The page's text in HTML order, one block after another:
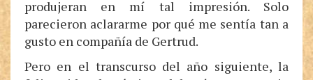
produjeran en mí tal impresión. Solo
parecieron aclararme por qué me sentía tan a
gusto en compañía de Gertrud.
Pero en el transcurso del año siguiente, la